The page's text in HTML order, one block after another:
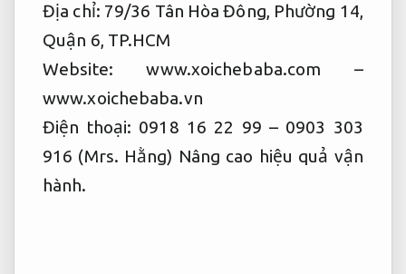
Địa chỉ: 79/36 Tân Hòa Đông, Phường 14,
Quận 6, TP.HCM
Website: www.xoichebaba.com –
www.xoichebaba.vn
Điện thoại: 0918 16 22 99 – 0903 303
916 (Mrs. Hằng) Nâng cao hiệu quả vận
hành.